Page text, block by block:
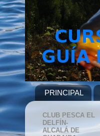
PRINCIPAL
CLUB PESCA EL
DELFÍN-
ALCALÁ DE